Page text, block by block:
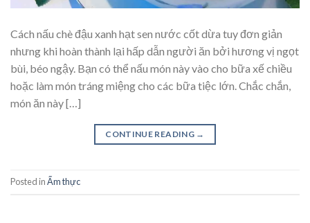
Cách nấu chè đậu xanh hạt sen nước cốt dừa tuy đơn giản
nhưng khi hoàn thành lại hấp dẫn người ăn bởi hương vị ngọt
bùi, béo ngậy. Bạn có thể nấu món này vào cho bữa xế chiều
hoặc làm món tráng miệng cho các bữa tiệc lớn. Chắc chắn,
món ăn này […]
CONTINUE READING →
Posted inẨm thực